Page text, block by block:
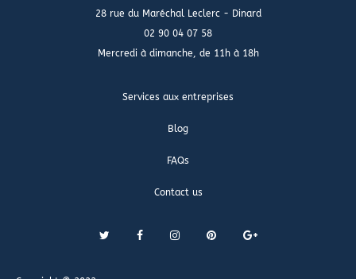
28 rue du Maréchal Leclerc - Dinard
02 90 04 07 58
Mercredi à dimanche, de 11h à 18h
Services aux entreprises
Blog
FAQs
Contact us
F
I
P
G